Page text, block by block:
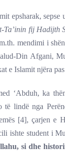
epsharak,
Ta’inin fij Hadijth
mendimi i
Din Afgani,
e Islamit njëra
‘Abduh, ka
lindë nga
[4], çarjen
ishte student i
si dhe